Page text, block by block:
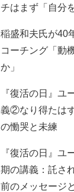
チはまず「自分
稲盛和夫氏が40
コーチング「動
か」
『復活の日』ユ
義②なり得たは
の慟哭と未練
『復活の日』ユ
期の講義：託さ
前のメッセージ